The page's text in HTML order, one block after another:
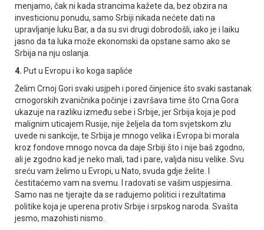
menjamo, čak ni kada strancima kažete da, bez obzira na
investicionu ponudu, samo Srbiji nikada nećete dati na
upravljanje luku Bar, a da su svi drugi dobrodošli, iako je i laiku
jasno da ta luka može ekonomski da opstane samo ako se
Srbija na nju oslanja.
4. Put u Evropu i ko koga sapliće
Želim Crnoj Gori svaki usjpeh i pored činjenice što svaki sastanak
crnogorskih zvaničnika počinje i završava time što Crna Gora
ukazuje na razliku između sebe i Srbije, jer Srbija koja je pod
malignim uticajem Rusije, nije željela da tom svjetskom zlu
uvede ni sankcije, te Srbija je mnogo velika i Evropa bi morala
kroz fondove mnogo novca da daje Srbiji što i nije baš zgodno,
ali je zgodno kad je neko mali, tad i pare, valjda nisu velike. Svu
sreću vam želimo u Evropi, u Nato, svuda gdje želite. I
čestitaćemo vam na svemu. I radovati se vašim uspjesima.
Samo nas ne tjerajte da se radujemo politici i rezultatima
politike koja je uperena protiv Srbije i srpskog naroda. Svašta
jesmo, mazohisti nismo.